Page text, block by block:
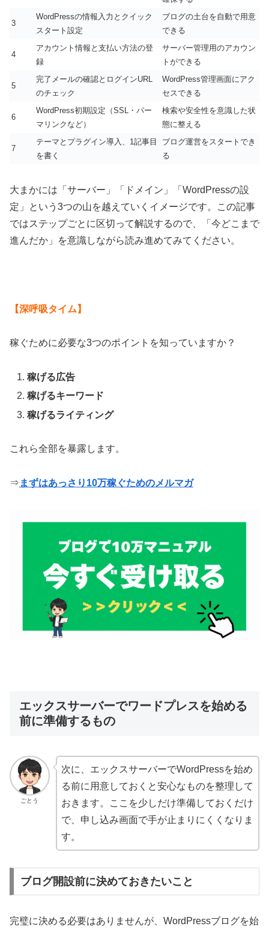
3
WordPressの情報入力とクイック
スタート設定
ブログの土台を自動で用意
できる
4
アカウント情報と支払い方法の登
録
サーバー管理用のアカウン
トができる
5
完了メールの確認とログインURL
のチェック
WordPress管理画面にアク
セスできる
6
WordPress初期設定（SSL・パー
マリンクなど）
検索や安全性を意識した状
態に整える
7
テーマとプラグイン導入、1記事目
を書く
ブログ運営をスタートでき
る
大まかには「サーバー」「ドメイン」「WordPressの設
定」という3つの山を越えていくイメージです。この記事
ではステップごとに区切って解説するので、「今どこまで
進んだか」を意識しながら読み進めてみてください。
【深呼吸タイム】
稼ぐために必要な3つのポイントを知っていますか？
稼げる広告
稼げるキーワード
稼げるライティング
これら全部を暴露します。
⇒ まずはあっさり10万稼ぐためのメルマガ
エックスサーバーでワードプレスを始める
前に準備するもの
ごとう
次に、エックスサーバーでWordPressを始め
る前に用意しておくと安心なものを整理して
おきます。ここを少しだけ準備しておくだけ
で、申し込み画面で手が止まりにくくなりま
す。
ブログ開設前に決めておきたいこと
完璧に決める必要はありませんが、WordPressブログを始